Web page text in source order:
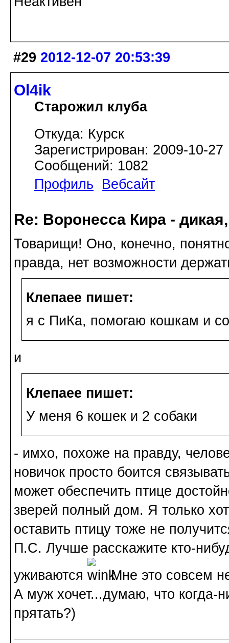
#29 2012-12-07 20:53:39
Ol4ik
Старожил клуба
Откуда: Курск
Зарегистрирован: 2009-10-27
Сообщений: 1082
Профиль
Вебсайт
Re: Воронесса Кира -
Товарищи! Оно, конечно,
правда, нет возможности
Клепаee пишет:
я с ПиКа, помогаю кошкам и
и
Клепаee пишет:
У меня 6 кошек и 2 собаки
- имхо, похоже на правду,
новичок просто боится
может обеспечить птице
зверей полный дом. Я только
оставить птицу тоже не
П.С. Лучше расскажите кто-
уживаются
Мне это совсем
А муж хочет...думаю, что когда-
прятать?)